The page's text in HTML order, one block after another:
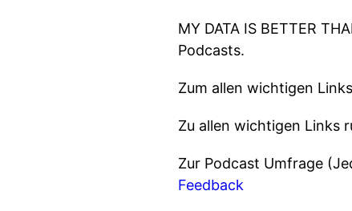
MY DATA IS BETTER
Podcasts.
Zum allen wichtigen
Zu allen wichtigen Links
Zur Podcast Umfrage
Feedback